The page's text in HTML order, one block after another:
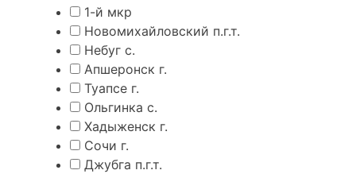
1-й мкр
Новомихайловский п.г.т.
Небуг с.
Апшеронск г.
Туапсе г.
Ольгинка с.
Хадыженск г.
Сочи г.
Джубга п.г.т.